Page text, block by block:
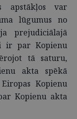
apstākļos var
lūgumus no
prejudiciālajā
ir par Kopienu
tā saturu,
akta spēkā
Kopienu
Kopienu akta